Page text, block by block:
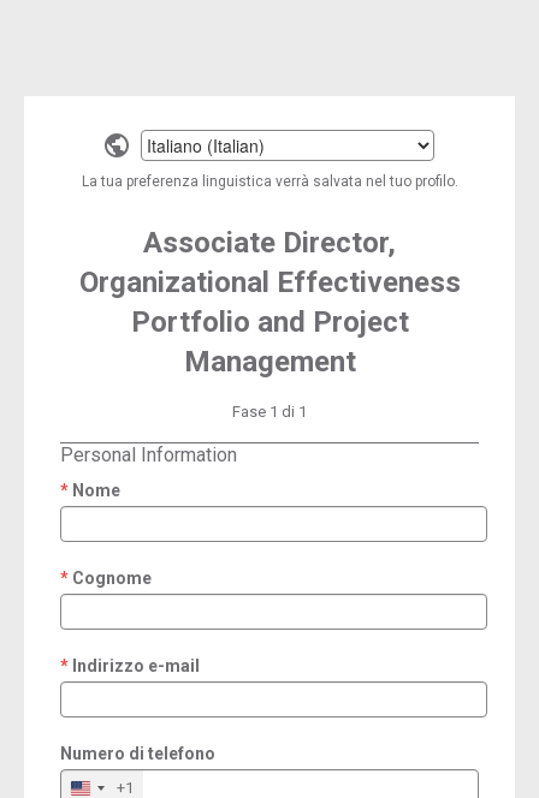
Select
a
language
La tua preferenza linguistica verrà salvata nel tuo profilo.
Associate Director,
Organizational Effectiveness
Portfolio and Project
Management
Fase 1 di 1
Personal Information
Nome
required
Cognome
required
Indirizzo e-mail
required
Numero di telefono
+1